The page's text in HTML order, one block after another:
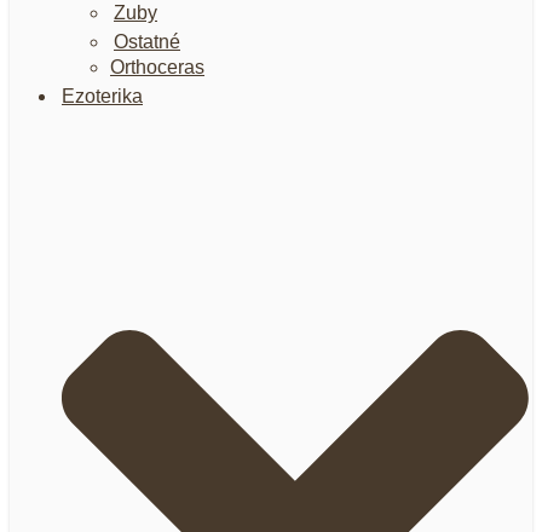
Zuby
Ostatné
Orthoceras
Ezoterika